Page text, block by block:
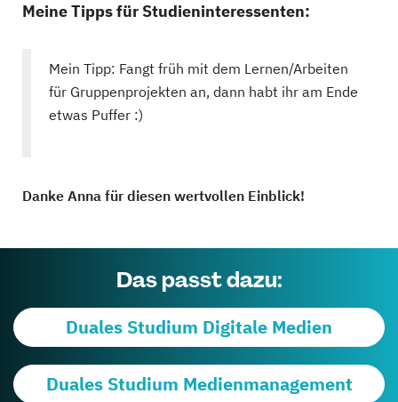
Meine Tipps für Studieninteressenten:
Mein Tipp: Fangt früh mit dem Lernen/Arbeiten
für Gruppenprojekten an, dann habt ihr am Ende
etwas Puffer :)
Danke Anna für diesen wertvollen Einblick!
Das passt dazu:
Duales Studium Digitale Medien
Duales Studium Medienmanagement